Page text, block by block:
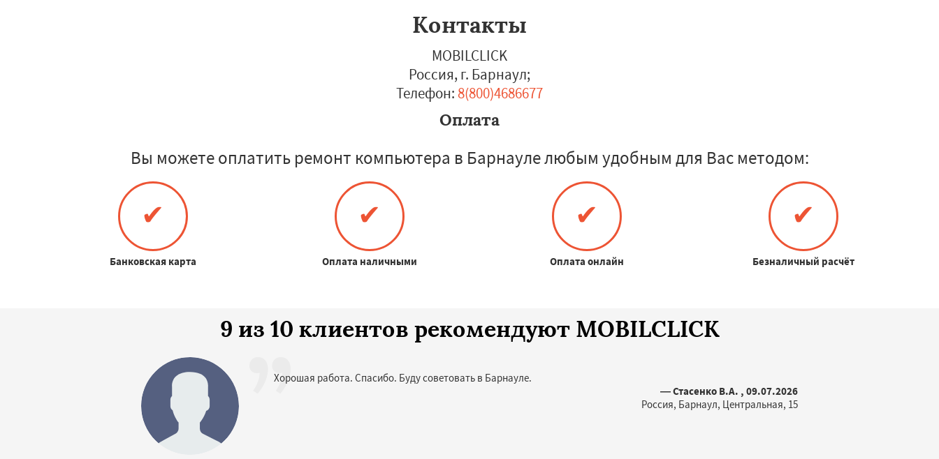
Контакты
MOBILCLICK
Россия, г. Барнаул;
Телефон: 8(800)4686677
Оплата
Вы можете оплатить ремонт компьютера в Барнауле любым удобным для Вас методом:
✔
Банковская карта
✔
Оплата наличными
✔
Оплата онлайн
✔
Безналичный расчёт
9 из 10 клиентов рекомендуют MOBILCLICK
Хорошая работа. Спасибо. Буду советовать в Барнауле.
— Стасенко В.А. , 09.07.2026
Россия, Барнаул, Центральная, 15